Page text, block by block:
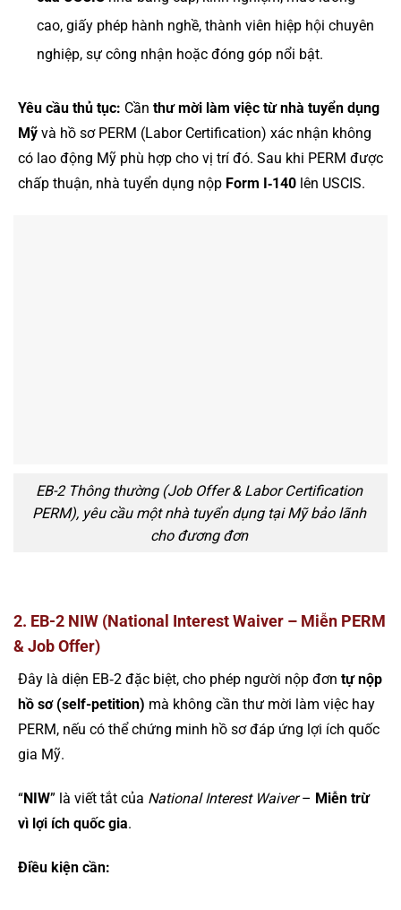
cao, giấy phép hành nghề, thành viên hiệp hội chuyên
nghiệp, sự công nhận hoặc đóng góp nổi bật.
Yêu cầu thủ tục: Cần thư mời làm việc từ nhà tuyển dụng
Mỹ và hồ sơ PERM (Labor Certification) xác nhận không
có lao động Mỹ phù hợp cho vị trí đó. Sau khi PERM được
chấp thuận, nhà tuyển dụng nộp Form I‑140 lên USCIS.
EB-2 Thông thường (Job Offer & Labor Certification
PERM), yêu cầu một nhà tuyển dụng tại Mỹ bảo lãnh
cho đương đơn
2. EB-2 NIW (National Interest Waiver – Miễn PERM
& Job Offer)
Đây là diện EB‑2 đặc biệt, cho phép người nộp đơn tự nộp
hồ sơ (self-petition) mà không cần thư mời làm việc hay
PERM, nếu có thể chứng minh hồ sơ đáp ứng lợi ích quốc
gia Mỹ.
“NIW” là viết tắt của National Interest Waiver– Miễn trừ
vì lợi ích quốc gia.
Điều kiện cần: